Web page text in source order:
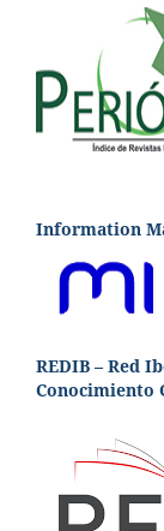
Information
REDIB – Red
Conocimiento